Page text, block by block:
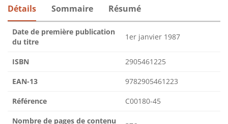
Détails Sommaire Résumé
Date de première publication
du titre
1er janvier 1987
ISBN 2905461225
EAN-13 9782905461223
Référence C00180-45
Nombre de pages de contenu